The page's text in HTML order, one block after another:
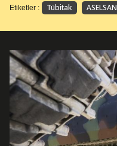
Etiketler : Tübitak ASELSAN